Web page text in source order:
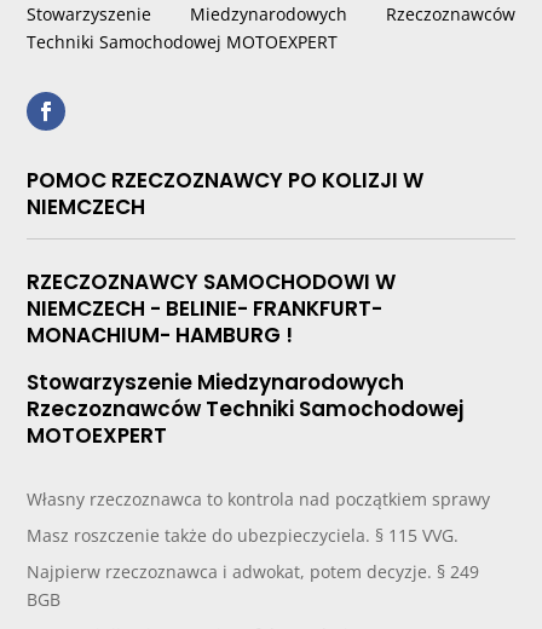
Stowarzyszenie Miedzynarodowych Rzeczoznawców
Techniki Samochodowej MOTOEXPERT
POMOC RZECZOZNAWCY PO KOLIZJI W
NIEMCZECH
RZECZOZNAWCY SAMOCHODOWI W
NIEMCZECH - BELINIE- FRANKFURT-
MONACHIUM- HAMBURG !
Stowarzyszenie Miedzynarodowych
Rzeczoznawców Techniki Samochodowej
MOTOEXPERT
Własny rzeczoznawca to kontrola nad początkiem sprawy
Masz roszczenie także do ubezpieczyciela. § 115 VVG.
Najpierw rzeczoznawca i adwokat, potem decyzje. § 249
BGB